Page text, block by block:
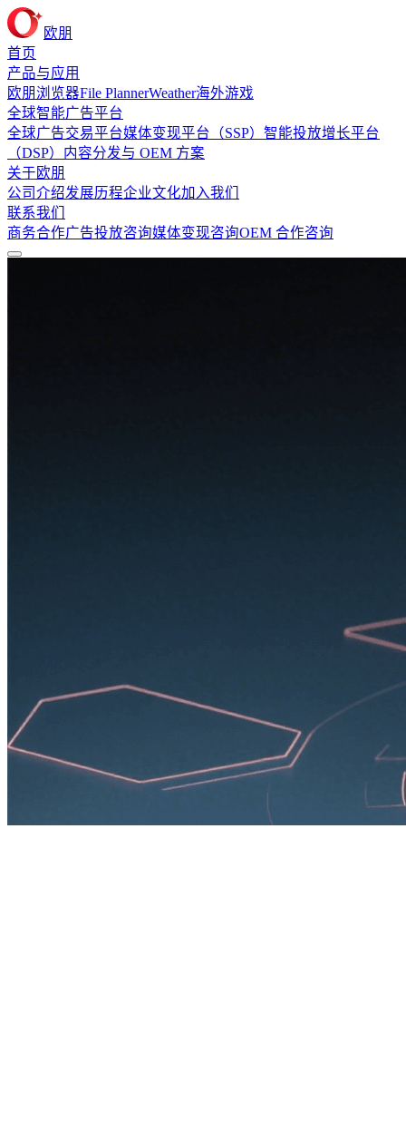
欧朋
首页
产品与应用
欧朋浏览器File PlannerWeather海外游戏
全球智能广告平台
全球广告交易平台媒体变现平台（SSP） 智能投放增长平台
（DSP） 内容分发与 OEM 方案
关于欧朋
公司介绍发展历程企业文化加入我们
联系我们
商务合作广告投放咨询媒体变现咨询OEM 合作咨询